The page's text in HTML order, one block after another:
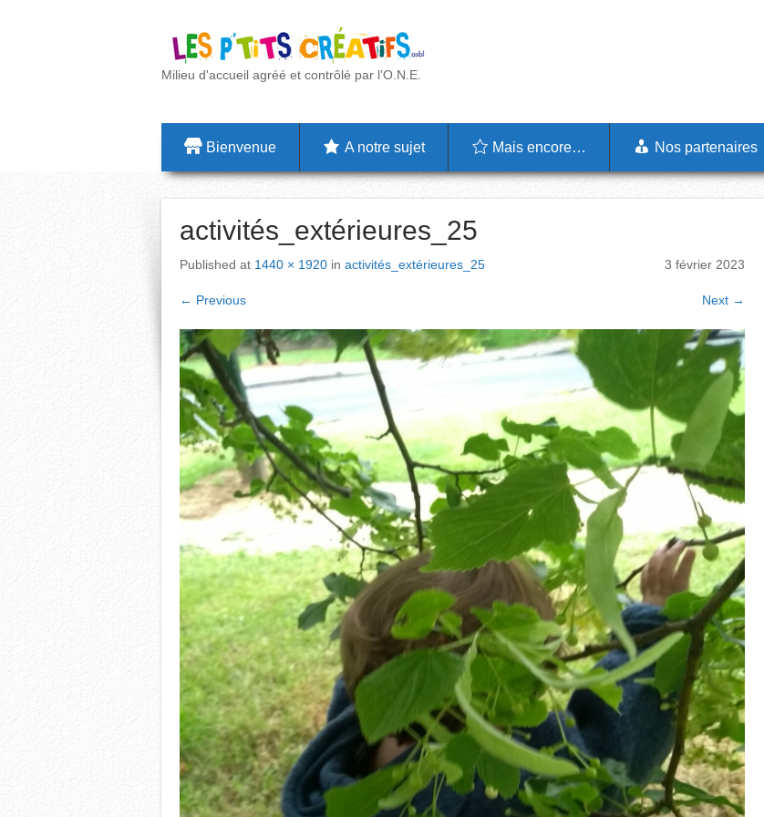
Milieu d'accueil agréé et contrôlé par l’O.N.E.
Bienvenue A notre sujet Mais encore… Nos partenaires
activités_extérieures_25
Published 3 février 2023
at 1440 × 1920 in activités_extérieures_25
← Previous Next →